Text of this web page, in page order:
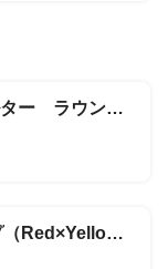
LOCAセラミックフィルター ラウンドタイプ（スタンド＋スモール（1〜2杯用））
Vag ペアコーヒーカップ（Red×Yellow）